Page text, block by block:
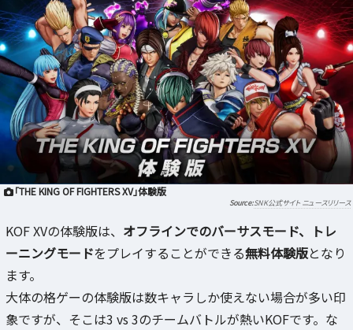
「THE KING OF FIGHTERS XV」体験版
SNK公式サイト ニュースリリース
KOF XVの体験版は、 オフラインでのバーサスモード、トレ
ーニングモードをプレイすることができる無料体験版となり
ます。
大体の格ゲーの体験版は数キャラしか使えない場合が多い印
象ですが、そこは3 vs 3のチームバトルが熱いKOFです。な